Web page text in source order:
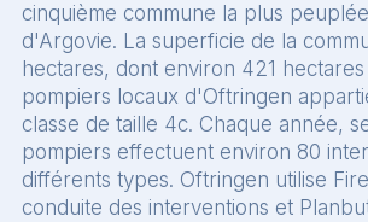
cinquième commune la plus
d'Argovie. La superficie de la
hectares, dont environ 421
pompiers locaux d'Oftringen
classe de taille 4c. Chaque année,
pompiers effectuent environ 80
différents types. Oftringen utilise
conduite des interventions et